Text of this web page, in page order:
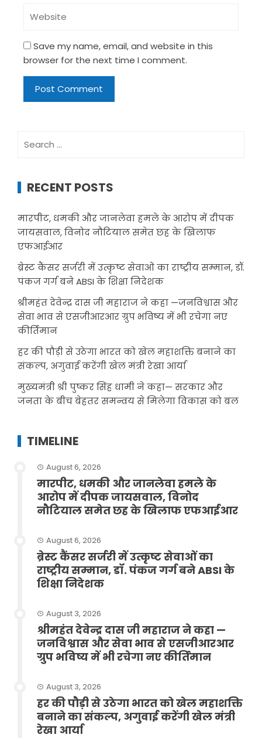
Save my name, email, and website in this
browser for the next time I comment.
for:
RECENT POSTS
मारपीट, धमकी और जानलेवा हमले के आरोप में दीपक
जायसवाल, विनोद नौटियाल समेत छह के खिलाफ
एफआईआर
ब्रेस्ट कैंसर सर्जरी में उत्कृष्ट सेवाओं का राष्ट्रीय सम्मान, डॉ.
पंकज गर्ग बने ABSI के शिक्षा निदेशक
श्रीमहंत देवेन्द्र दास जी महाराज ने कहा —जनविश्वास और
सेवा भाव से एसजीआरआर ग्रुप भविष्य में भी रचेगा नए
कीर्तिमान
हर की पौड़ी से उठेगा भारत को खेल महाशक्ति बनाने का
संकल्प, अगुवाई करेंगी खेल मंत्री रेखा आर्या
मुख्यमंत्री श्री पुष्कर सिंह धामी ने कहा— सरकार और
जनता के बीच बेहतर समन्वय से मिलेगा विकास को बल
TIMELINE
August 6, 2026
मारपीट, धमकी और जानलेवा हमले के
आरोप में दीपक जायसवाल, विनोद
नौटियाल समेत छह के खिलाफ एफआईआर
August 6, 2026
ब्रेस्ट कैंसर सर्जरी में उत्कृष्ट सेवाओं का
राष्ट्रीय सम्मान, डॉ. पंकज गर्ग बने ABSI के
शिक्षा निदेशक
August 3, 2026
श्रीमहंत देवेन्द्र दास जी महाराज ने कहा —
जनविश्वास और सेवा भाव से एसजीआरआर
ग्रुप भविष्य में भी रचेगा नए कीर्तिमान
August 3, 2026
हर की पौड़ी से उठेगा भारत को खेल महाशक्ति
बनाने का संकल्प, अगुवाई करेंगी खेल मंत्री
रेखा आर्या